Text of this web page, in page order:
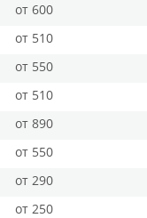
от 600
от 510
от 550
от 510
от 890
от 550
от 290
от 250